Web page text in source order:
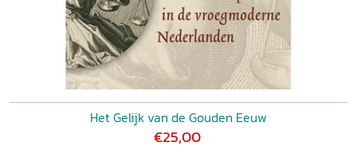
Het Gelijk van de Gouden Eeuw
€25,00